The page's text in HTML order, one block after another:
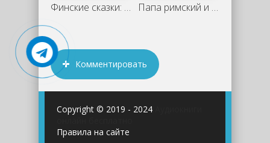
Финские сказки: магия севера в историях Папа римский и война: Неизвестная
Комментировать
Copyright © 2019 - 2024
Правила на сайте